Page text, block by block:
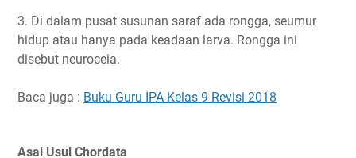
3. Di dalam pusat susunan saraf ada rongga, seumur
hidup atau hanya pada keadaan larva. Rongga ini
disebut neuroceia.
Baca juga : Buku Guru IPA Kelas 9 Revisi 2018
Asal Usul Chordata